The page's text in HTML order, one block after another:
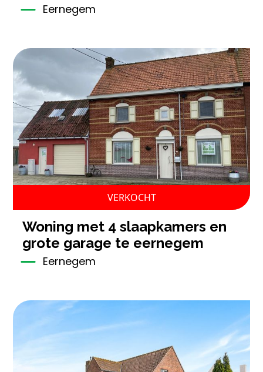
Eernegem
VERKOCHT
woning met 4 slaapkamers en
grote garage te eernegem
Eernegem